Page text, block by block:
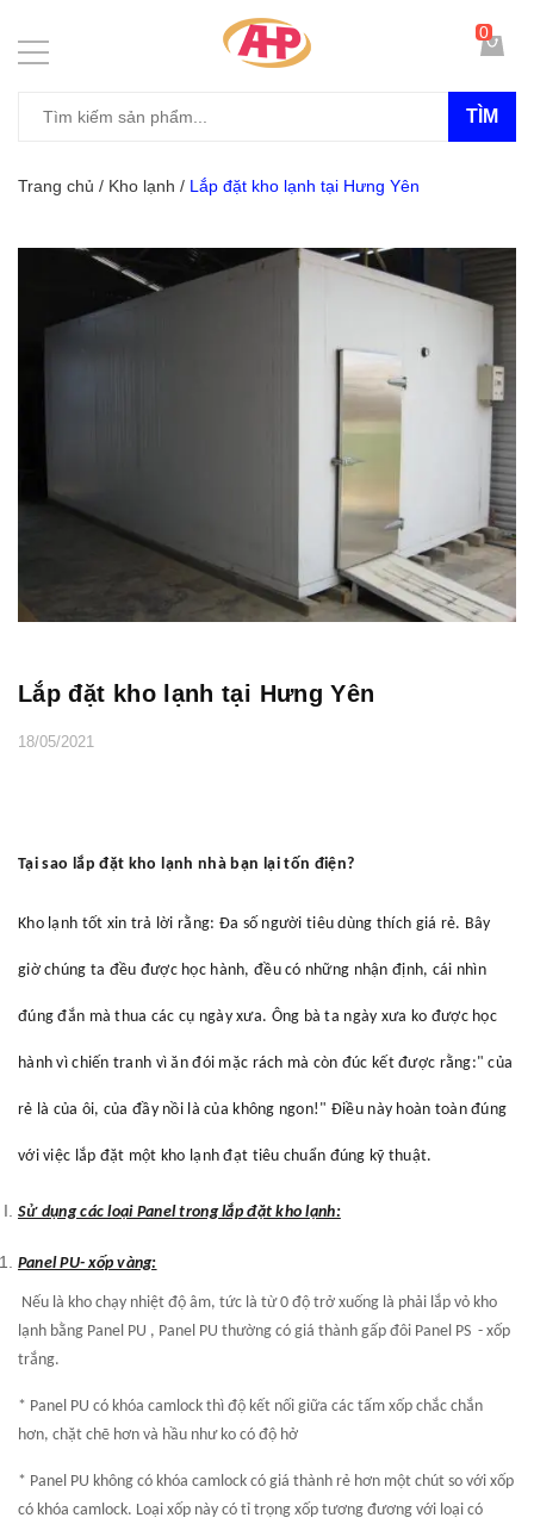
TÌM
0
Trang chủ / Kho lạnh / Lắp đặt kho lạnh tại Hưng Yên
Lắp đặt kho lạnh tại Hưng Yên
18/05/2021
Tại sao lắp đặt kho lạnh nhà bạn lại tốn điện?
Kho lạnh tốt xin trả lời rằng: Đa số người tiêu dùng thích giá rẻ. Bây
giờ chúng ta đều được học hành, đều có những nhận định, cái nhìn
đúng đắn mà thua các cụ ngày xưa. Ông bà ta ngày xưa ko được học
hành vì chiến tranh vì ăn đói mặc rách mà còn đúc kết được rằng:" của
rẻ là của ôi, của đầy nồi là của không ngon!" Điều này hoàn toàn đúng
với việc lắp đặt một kho lạnh đạt tiêu chuẩn đúng kỹ thuật.
Sử dụng các loại Panel trong lắp đặt kho lạnh:
Panel PU- xốp vàng:
Nếu là kho chạy nhiệt độ âm, tức là từ 0 độ trở xuống là phải lắp vỏ kho
lạnh bằng Panel PU , Panel PU thường có giá thành gấp đôi Panel PS - xốp
trắng.
* Panel PU có khóa camlock thì độ kết nối giữa các tấm xốp chắc chắn
hơn, chặt chẽ hơn và hầu như ko có độ hở
* Panel PU không có khóa camlock có giá thành rẻ hơn một chút so với xốp
có khóa camlock. Loại xốp này có tỉ trọng xốp tương đương với loại có